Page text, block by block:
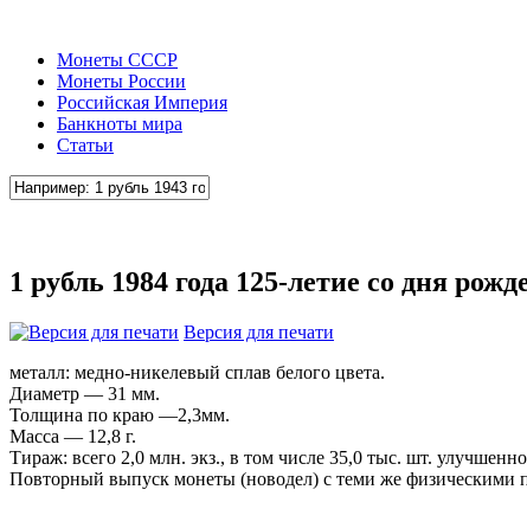
Монеты СССР
Монеты России
Российская Империя
Банкноты мира
Статьи
1 рубль 1984 года 125-летие со дня
Версия для печати
металл: медно-никелевый сплав белого цвета.
Диаметр — 31 мм.
Толщина по краю —2,3мм.
Масса — 12,8 г.
Тираж: всего 2,0 млн. экз., в том числе 35,0 тыс. шт.
Повторный выпуск монеты (новодел) с теми же физическими